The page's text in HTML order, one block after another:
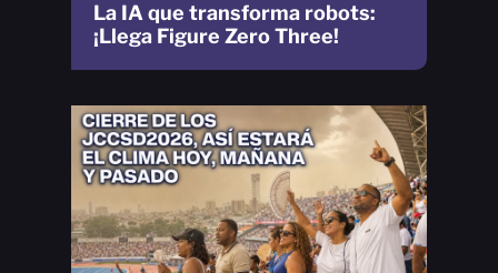
La IA que transforma robots:
¡Llega Figure Zero Three!